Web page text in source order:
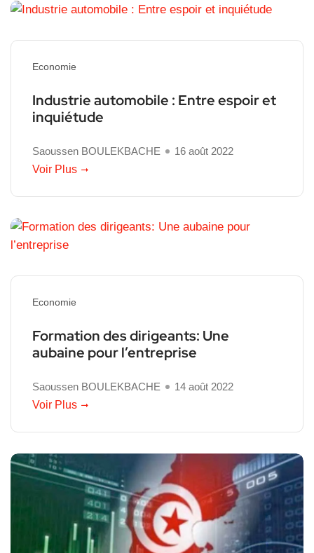
Economie
Industrie automobile : Entre espoir et
inquiétude
Saoussen BOULEKBACHE
16 août 2022
Voir Plus
Economie
Formation des dirigeants: Une
aubaine pour l’entreprise
Saoussen BOULEKBACHE
14 août 2022
Voir Plus